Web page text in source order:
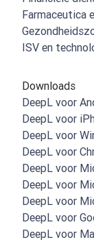
Farmaceutica
ISV en
Downloads
DeepL voor
DeepL voor
DeepL voor
DeepL voor
DeepL voor
DeepL voor
DeepL voor
DeepL voor
DeepL voor